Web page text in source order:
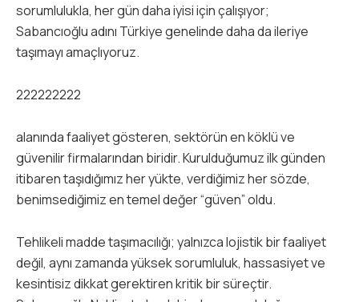
sorumlulukla, her gün daha iyisi için çalışıyor;
Sabancıoğlu adını Türkiye genelinde daha da ileriye
taşımayı amaçlıyoruz.
222222222
alanında faaliyet gösteren, sektörün en köklü ve
güvenilir firmalarından biridir. Kurulduğumuz ilk günden
itibaren taşıdığımız her yükte, verdiğimiz her sözde,
benimsediğimiz en temel değer “güven” oldu.
Tehlikeli madde taşımacılığı; yalnızca lojistik bir faaliyet
değil, aynı zamanda yüksek sorumluluk, hassasiyet ve
kesintisiz dikkat gerektiren kritik bir süreçtir.